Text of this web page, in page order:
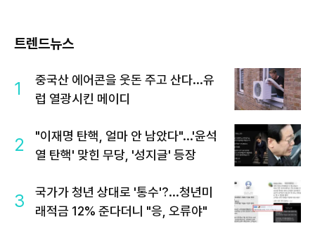
트렌드뉴스
1
중국산 에어콘을 웃돈 주고 산다...유
럽 열광시킨 메이디
2
"이재명 탄핵, 얼마 안 남았다"...'윤석
열 탄핵' 맞힌 무당, '성지글' 등장
3
국가가 청년 상대로 '통수'?...청년미
래적금 12% 준다더니 "응, 오류야"